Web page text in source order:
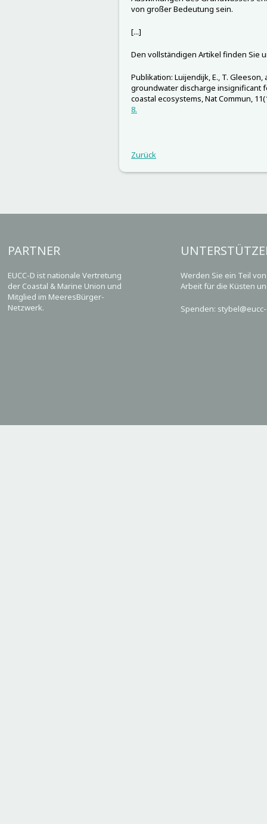
von großer Bedeutung sein.
[...]
Den vollständigen Artikel finden Sie
Publikation: Luijendijk, E., T.
groundwater discharge insignificant
coastal ecosystems, Nat Commun,
8.
Zurück
PARTNER
EUCC-D ist nationale Vertretung
der Coastal & Marine Union und
Mitglied im MeeresBürger-
Netzwerk.
Werden Sie ein Teil
Arbeit für die Küsten
Spenden: